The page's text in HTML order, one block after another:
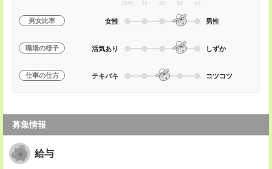
20代 30 40 50 60
男女比率 女性 男性
職場の様子 活気あり しずか
仕事の仕方 テキパキ コツコツ
募集情報
給与